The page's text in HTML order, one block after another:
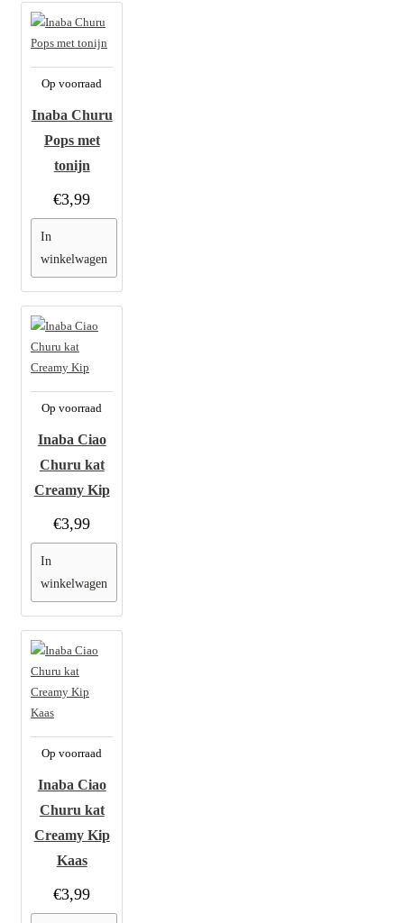
Op voorraad
Inaba Churu
Pops met
tonijn
€3,99
In
winkelwagen
Op voorraad
Inaba Ciao
Churu kat
Creamy Kip
€3,99
In
winkelwagen
Op voorraad
Inaba Ciao
Churu kat
Creamy Kip
Kaas
€3,99